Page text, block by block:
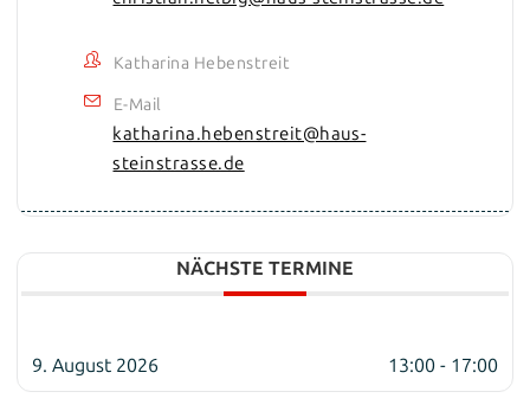
Katharina Hebenstreit
E-Mail
katharina.hebenstreit@haus-
steinstrasse.de
NÄCHSTE TERMINE
9. August 2026 13:00 - 17:00